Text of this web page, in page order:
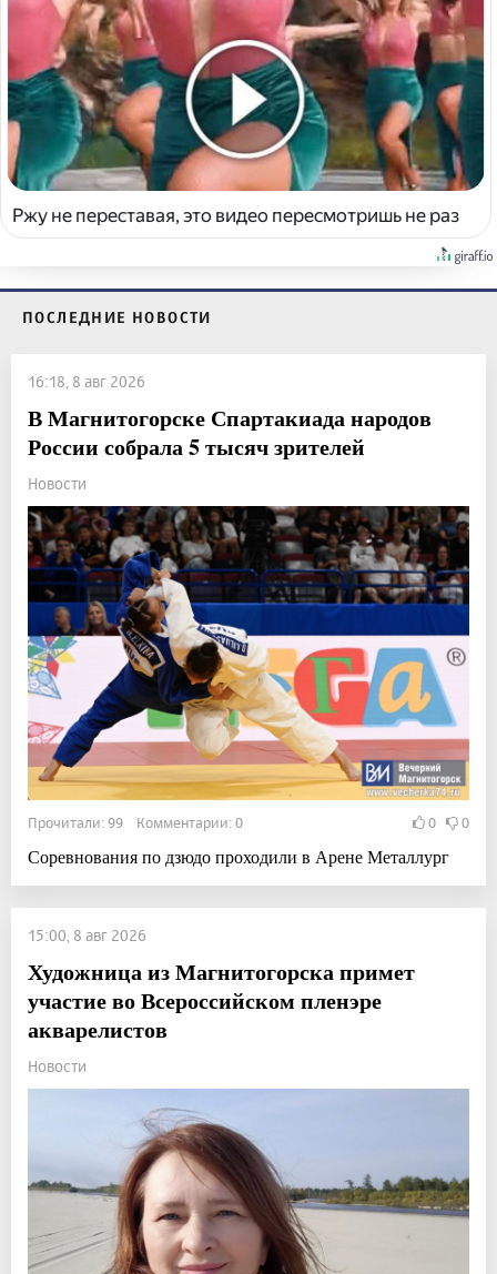
Ржу не переставая, это видео пересмотришь не раз
ПОСЛЕДНИЕ НОВОСТИ
16:18, 8 авг 2026
В Магнитогорске Спартакиада народов
России собрала 5 тысяч зрителей
Новости
Прочитали: 99 Комментарии: 0 0 0
Соревнования по дзюдо проходили в Арене Металлург
15:00, 8 авг 2026
Художница из Магнитогорска примет
участие во Всероссийском пленэре
акварелистов
Новости